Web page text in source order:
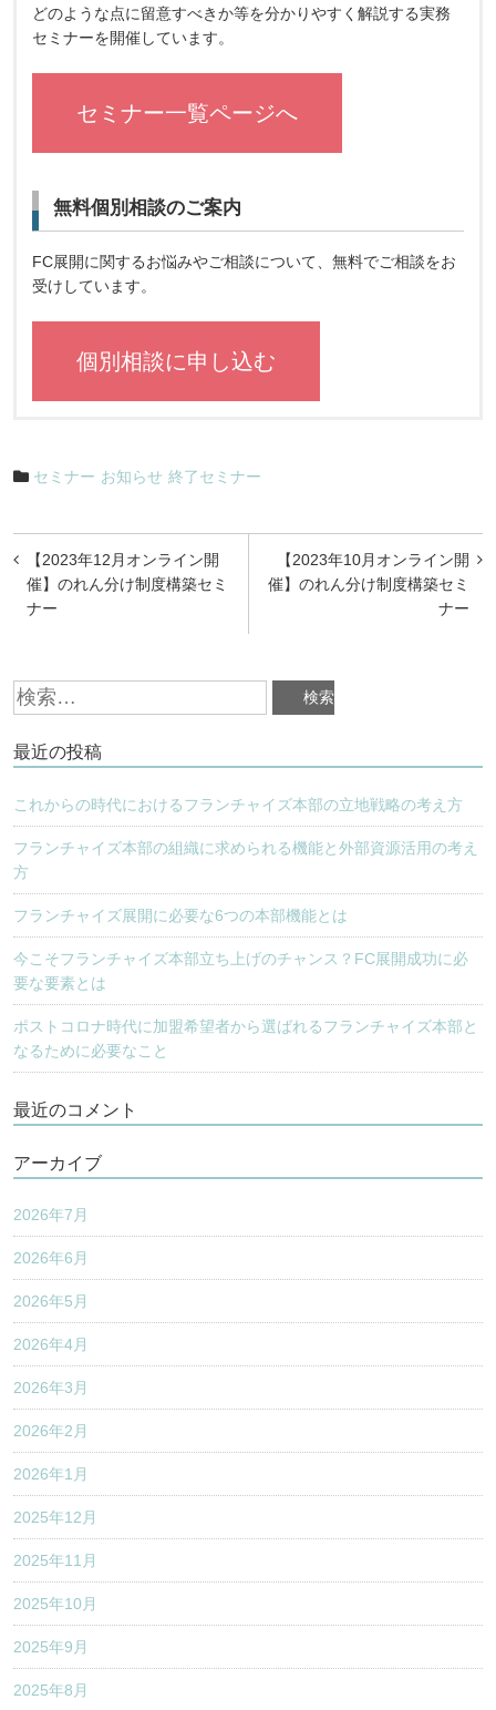
どのような点に留意すべきか等を分かりやすく解説する実務
セミナーを開催しています。
セミナー一覧ページへ
無料個別相談のご案内
FC展開に関するお悩みやご相談について、無料でご相談をお
受けしています。
個別相談に申し込む
セミナー お知らせ 終了セミナー
投
稿
ナ
ゲ
シ
ョ
ン
【2023年10月オンライン開
催】のれん分け制度構築セミ
ナー
【2023年12月オンライン開
催】のれん分け制度構築セミ
ナー
検
索:
最近の投稿
これからの時代におけるフランチャイズ本部の立地戦略の考え方
フランチャイズ本部の組織に求められる機能と外部資源活用の考え
方
フランチャイズ展開に必要な6つの本部機能とは
今こそフランチャイズ本部立ち上げのチャンス？FC展開成功に必
要な要素とは
ポストコロナ時代に加盟希望者から選ばれるフランチャイズ本部と
なるために必要なこと
最近のコメント
アーカイブ
2026年7月
2026年6月
2026年5月
2026年4月
2026年3月
2026年2月
2026年1月
2025年12月
2025年11月
2025年10月
2025年9月
2025年8月